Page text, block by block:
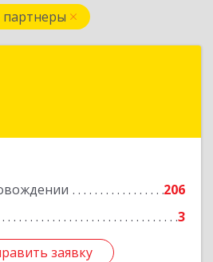
206
3
заявку
обл, Озерск г, Ленина пр-
заявку